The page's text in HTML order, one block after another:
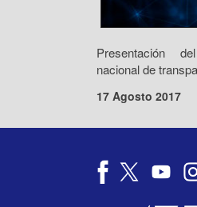
Presentación
nacional de
17 Agosto 2017